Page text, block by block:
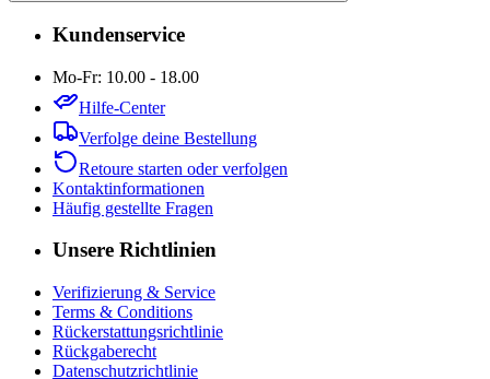
Kundenservice
Mo-Fr: 10.00 - 18.00
Hilfe-Center
Verfolge deine Bestellung
Retoure starten oder verfolgen
Kontaktinformationen
Häufig gestellte Fragen
Unsere Richtlinien
Verifizierung & Service
Terms & Conditions
Rückerstattungsrichtlinie
Rückgaberecht
Datenschutzrichtlinie